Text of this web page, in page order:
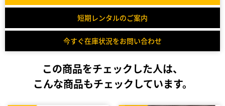
短期レンタルのご案内
今すぐ在庫状況をお問い合わせ
この商品をチェックした人は、
こんな商品もチェックしています。